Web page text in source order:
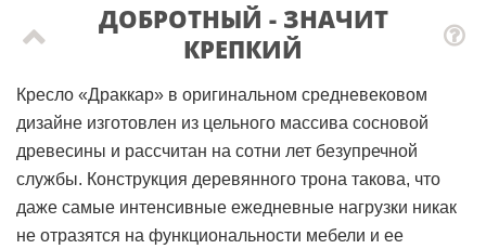
ДОБРОТНЫЙ - ЗНАЧИТ
КРЕПКИЙ
Кресло «Драккар» в оригинальном средневековом
дизайне изготовлен из цельного массива сосновой
древесины и рассчитан на сотни лет безупречной
службы. Конструкция деревянного трона такова, что
даже самые интенсивные ежедневные нагрузки никак
не отразятся на функциональности мебели и ее